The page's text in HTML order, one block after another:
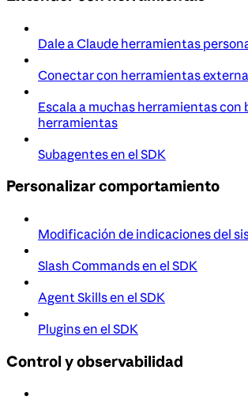
Dale a Claude herramientas
Conectar con herramientas
Escala a muchas herramientas con
herramientas
Subagentes en el SDK
Personalizar comportamiento
Modificación de indicaciones del
Slash Commands en el SDK
Agent Skills en el SDK
Plugins en el SDK
Control y observabilidad